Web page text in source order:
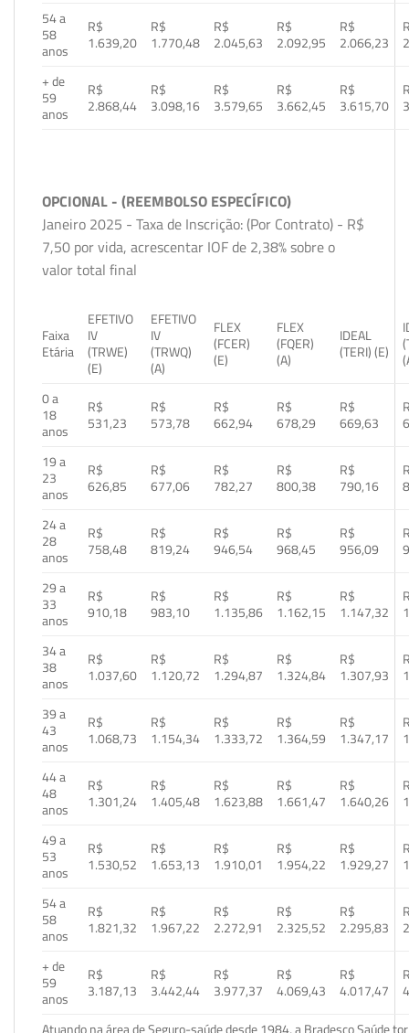
54 a
58
anos
R$
1.639,20
R$
1.770,48
R$
2.045,63
R$
2.092,95
R$
2.066,23
+ de
59
anos
R$
2.868,44
R$
3.098,16
R$
3.579,65
R$
3.662,45
R$
3.615,70
OPCIONAL - (REEMBOLSO ESPECÍFICO)
Janeiro 2025 - Taxa de Inscrição: (Por Contrato) - R$
7,50 por vida, acrescentar IOF de 2,38% sobre o
valor total final
Faixa
Etária
EFETIVO
IV
(TRWE)
(E)
EFETIVO
IV
(TRWQ)
(A)
FLEX
(FCER)
(E)
FLEX
(FQER)
(A)
IDEAL
(TERI) (E)
0 a
18
anos
R$
531,23
R$
573,78
R$
662,94
R$
678,29
R$
669,63
19 a
23
anos
R$
626,85
R$
677,06
R$
782,27
R$
800,38
R$
790,16
24 a
28
anos
R$
758,48
R$
819,24
R$
946,54
R$
968,45
R$
956,09
29 a
33
anos
R$
910,18
R$
983,10
R$
1.135,86
R$
1.162,15
R$
1.147,32
34 a
38
anos
R$
1.037,60
R$
1.120,72
R$
1.294,87
R$
1.324,84
R$
1.307,93
39 a
43
anos
R$
1.068,73
R$
1.154,34
R$
1.333,72
R$
1.364,59
R$
1.347,17
44 a
48
anos
R$
1.301,24
R$
1.405,48
R$
1.623,88
R$
1.661,47
R$
1.640,26
49 a
53
anos
R$
1.530,52
R$
1.653,13
R$
1.910,01
R$
1.954,22
R$
1.929,27
54 a
58
anos
R$
1.821,32
R$
1.967,22
R$
2.272,91
R$
2.325,52
R$
2.295,83
+ de
59
anos
R$
3.187,13
R$
3.442,44
R$
3.977,37
R$
4.069,43
R$
4.017,47